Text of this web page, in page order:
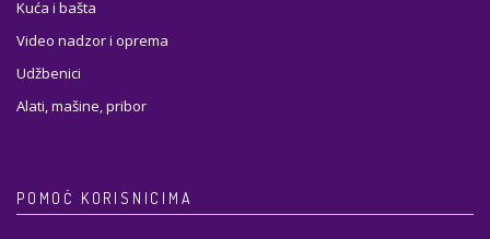
Kuća i bašta
Video nadzor i oprema
Udžbenici
Alati, mašine, pribor
POMOĆ KORISNICIMA